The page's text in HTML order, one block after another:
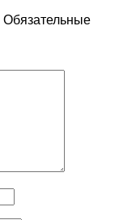
Обязательные